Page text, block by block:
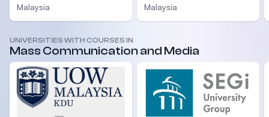
Malaysia Malaysia
UNIVERSITIES WITH COURSES IN
Mass Communication and Media